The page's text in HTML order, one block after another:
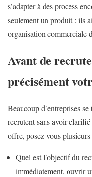
s’adapter à des process
seulement un produit : ils
organisation commerciale
Avant de
précisément
Beaucoup d’entreprises
recrutent sans avoir
offre, posez-vous
Quel est l’objectif du
immédiatement, ouvrir